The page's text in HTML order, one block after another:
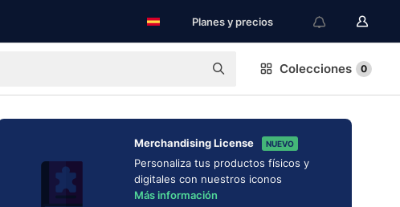
Planes y precios
Colecciones 0
Merchandising License NUEVO
Personaliza tus productos físicos y
digitales con nuestros iconos
Más información